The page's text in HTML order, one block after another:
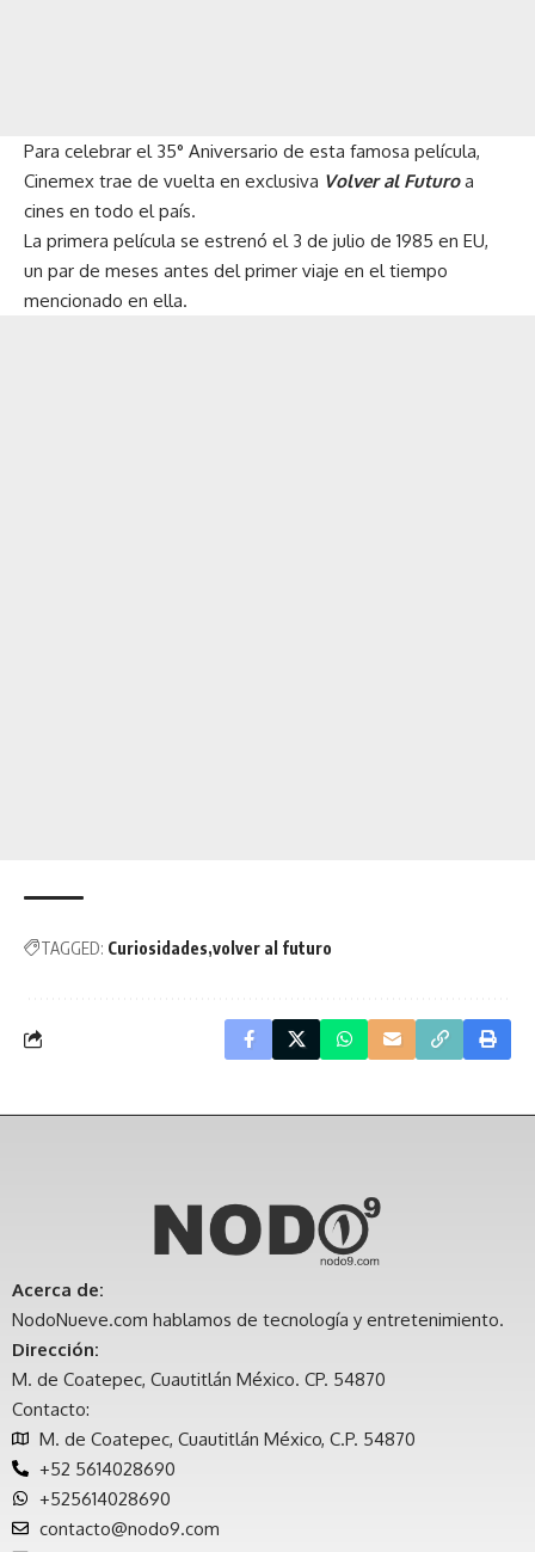
Para celebrar el 35° Aniversario de esta famosa película,
Cinemex trae de vuelta en exclusiva Volver al Futuroa
cines en todo el país.
La primera película se estrenó el 3 de julio de 1985 en EU,
un par de meses antes del primer viaje en el tiempo
mencionado en ella.
TAGGED: Curiosidades volver al futuro
Acerca de:
NodoNueve.com hablamos de tecnología y entretenimiento.
Dirección:
M. de Coatepec, Cuautitlán México. CP. 54870
Contacto:
M. de Coatepec, Cuautitlán México, C.P. 54870
+52 5614028690
+525614028690
contacto@nodo9.com